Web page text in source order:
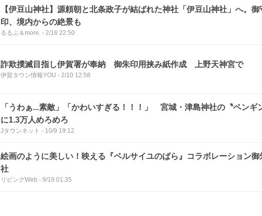
【伊豆山神社】源頼朝と北条政子が結ばれた神社「伊豆山神社」へ。御
印、境内からの絶景も
るるぶ＆more. - 2/16 22:50
詐欺撲滅目指し伊賀署が奉納 御朱印用挟み紙作成 上野天神宮で
伊賀タウン情報YOU - 2/10 12:58
「うわぁ...素敵」「かわいすぎる！！！」 宮城・津島神社の〝ペンギ
に1.3万人めろめろ
Jタウンネット - 10/9 19:12
絵画のように美しい！映える『ベルサイユのばら』コラボレーション御
社
リビングWeb - 9/18 01:35